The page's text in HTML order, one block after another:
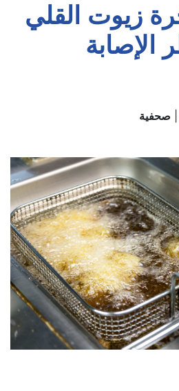
زيوت القلي
الإصابة
صحفية